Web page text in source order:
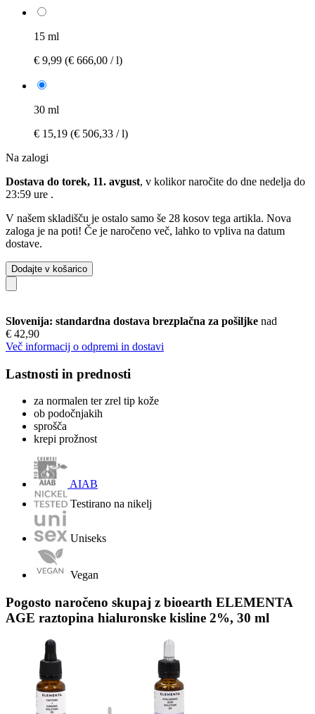
15 ml
€ 9,99 (€ 666,00 / l)
30 ml
€ 15,19 (€ 506,33 / l)
Na zalogi
Dostava do torek, 11. avgust, v kolikor naročite do dne nedelja do
23:59 ure .
V našem skladišču je ostalo samo še 28 kosov tega artikla. Nova
zaloga je na poti! Če je naročeno več, lahko to vpliva na datum
dostave.
Dodajte v košarico
Slovenija: standardna dostava brezplačna za pošiljke nad
€ 42,90
Več informacij o odpremi in dostavi
Lastnosti in prednosti
za normalen ter zrel tip kože
ob podočnjakih
sprošča
krepi prožnost
AIAB
Testirano na nikelj
Uniseks
Vegan
Pogosto naročeno skupaj z bioearth ELEMENTA
AGE raztopina hialuronske kisline 2%, 30 ml